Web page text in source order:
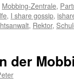
Mobbing-Zentrale,
, I share gossip,
, Rektor,
der